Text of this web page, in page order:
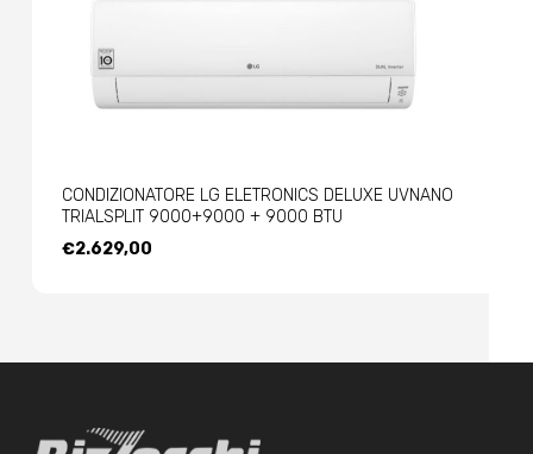
CONDIZIONATORE LG ELETRONICS DELUXE UVNANO
TRIALSPLIT 9000+9000 + 9000 BTU
€2.629,00